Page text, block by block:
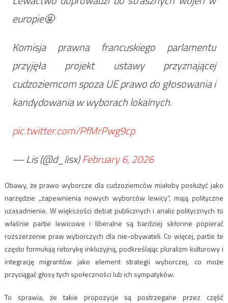
europie🤬
Komisja prawna francuskiego parlamentu
przyjęła projekt ustawy przyznającej
cudzoziemcom spoza UE prawo do głosowania i
kandydowania w wyborach lokalnych.
pic.twitter.com/PfMrPwg9cp
— Lis (@d_lisx)February 6, 2026
Obawy, że prawo wyborcze dla cudzoziemców miałoby posłużyć jako
narzędzie „zapewnienia nowych wyborców lewicy”, mają polityczne
uzasadnienie. W większości debat publicznych i analiz politycznych to
właśnie partie lewicowe i liberalne są bardziej skłonne popierać
rozszerzenie praw wyborczych dla nie-obywateli. Co więcej, partie te
często formułują retorykę inkluzyjną, podkreślając pluralizm kulturowy i
integrację migrantów jako element strategii wyborczej, co może
przyciągać głosy tych społeczności lub ich sympatyków.
To sprawia, że takie propozycje są postrzegane przez część